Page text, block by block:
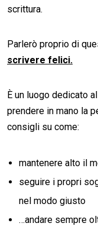
scrittura.
Parlerò proprio di
scrivere felici.
È un luogo dedicato
prendere in mano la
consigli su come:
mantenere alto il
seguire i propri
nel modo giusto
…andare sempre